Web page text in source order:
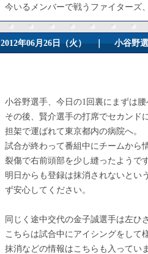
今いるメンバーで戦うファイターズ
2012年06月26日（火） ｜小谷野
小谷野選手、今日の1回裏にまずは腰
その後、賢介選手の打席でセカンド
担架で運ばれて東京都内の病院へ。
試合が終わって番組中にチームから
裂傷で右前頭部を少し縫ったようで
明日からも登録は抹消されないとい
ず安心してください。
同じく途中交代の金子誠選手は左ひ
こちらは試合中にアイシングをして
抹消などの情報はこちらも入ってい